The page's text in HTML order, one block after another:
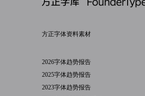
方正字体资料素材
2026字体趋势报告
2025字体趋势报告
2023字体趋势报告